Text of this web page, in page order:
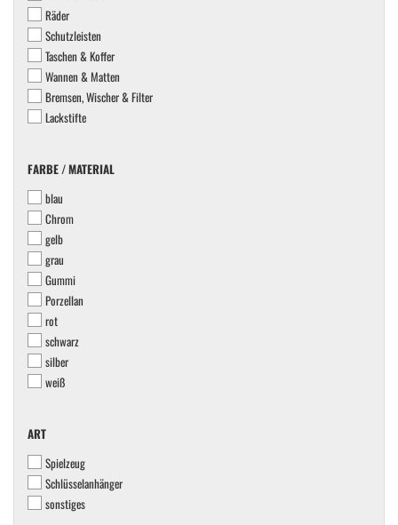
Räder
Schutzleisten
Taschen & Koffer
Wannen & Matten
Bremsen, Wischer & Filter
Lackstifte
FARBE
MATERIAL
FARBE / MATERIAL
blau
Chrom
gelb
grau
Gummi
Porzellan
rot
schwarz
silber
weiß
ART
ART
Spielzeug
Schlüsselanhänger
sonstiges